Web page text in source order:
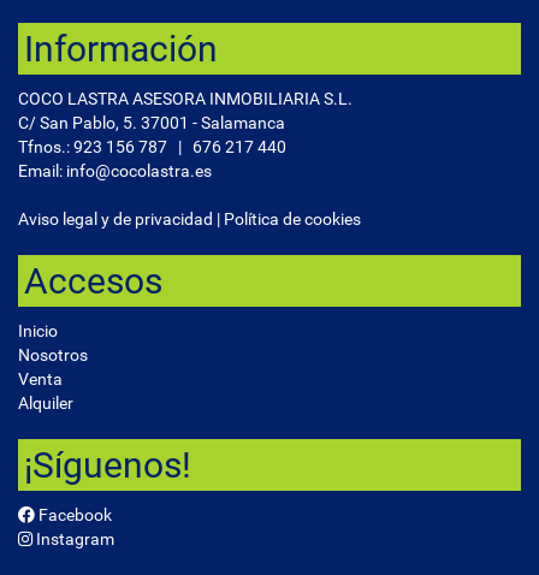
Información
COCO LASTRA ASESORA INMOBILIARIA S.L.
C/ San Pablo, 5. 37001 - Salamanca
Tfnos.:923 156 787 | 676 217 440
Email: info@cocolastra.es
Aviso legal y de privacidad | Política de cookies
Accesos
Inicio
Nosotros
Venta
Alquiler
¡Síguenos!
Facebook
Instagram